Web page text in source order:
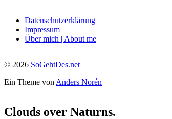
Datenschutzerklärung
Impressum
Über mich | About me
© 2026 SoGehtDes.net
Ein Theme von Anders Norén
Clouds over Naturns.